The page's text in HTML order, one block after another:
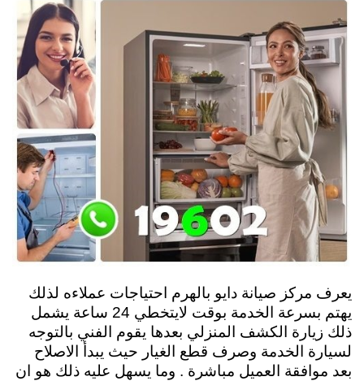
يعرف مركز صيانة دايو بالهرم احتياجات عملاءه لذلك
يهتم بسرعة الخدمة بوقت لايتخطي 24 ساعة يشمل
ذلك زيارة الكشف المنزلي بعدها يقوم الفني بالتوجه
لسيارة الخدمة وصرف قطع الغيار حيث يبدأ الاصلاح
بعد موافقة العميل مباشرة . وما يسهل عليه ذلك هو ان